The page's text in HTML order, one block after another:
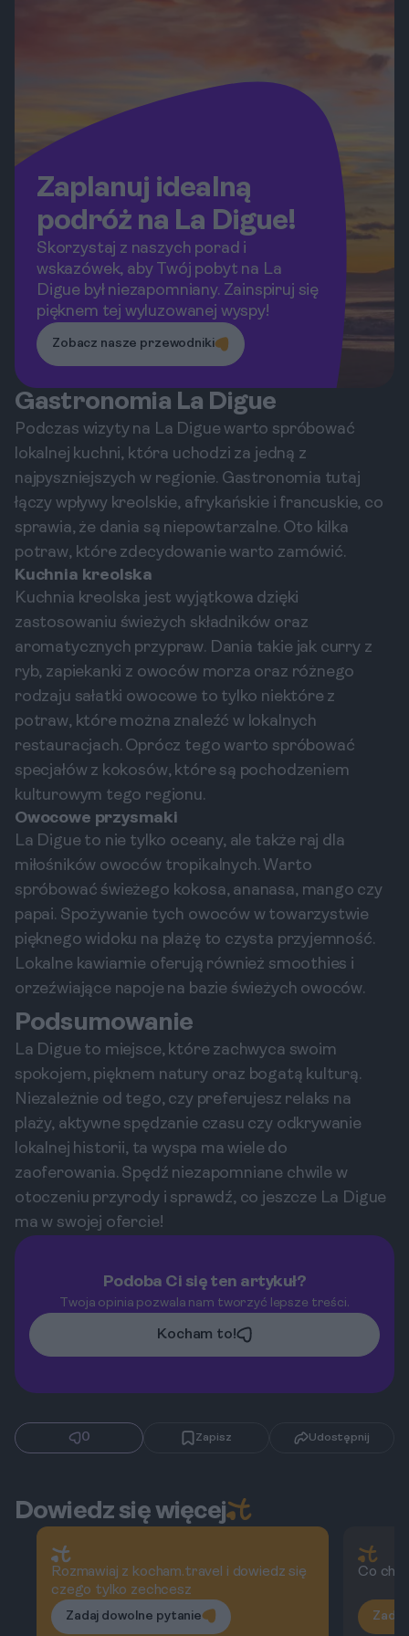
Zaplanuj idealną
podróż na La Digue!
Skorzystaj z naszych porad i
wskazówek, aby Twój pobyt na La
Digue był niezapomniany. Zainspiruj się
pięknem tej wyluzowanej wyspy!
Zobacz nasze przewodniki
Gastronomia La Digue
Podczas wizyty na La Digue warto spróbować
lokalnej kuchni, która uchodzi za jedną z
najpyszniejszych w regionie. Gastronomia tutaj
łączy wpływy kreolskie, afrykańskie i francuskie, co
sprawia, że dania są niepowtarzalne. Oto kilka
potraw, które zdecydowanie warto zamówić.
Kuchnia kreolska
Kuchnia kreolska jest wyjątkowa dzięki
zastosowaniu świeżych składników oraz
aromatycznych przypraw. Dania takie jak curry z
ryb, zapiekanki z owoców morza oraz różnego
rodzaju sałatki owocowe to tylko niektóre z
potraw, które można znaleźć w lokalnych
restauracjach. Oprócz tego warto spróbować
specjałów z kokosów, które są pochodzeniem
kulturowym tego regionu.
Owocowe przysmaki
La Digue to nie tylko oceany, ale także raj dla
miłośników owoców tropikalnych. Warto
spróbować świeżego kokosa, ananasa, mango czy
papai. Spożywanie tych owoców w towarzystwie
pięknego widoku na plażę to czysta przyjemność.
Lokalne kawiarnie oferują również smoothies i
orzeźwiające napoje na bazie świeżych owoców.
Podsumowanie
La Digue to miejsce, które zachwyca swoim
spokojem, pięknem natury oraz bogatą kulturą.
Niezależnie od tego, czy preferujesz relaks na
plaży, aktywne spędzanie czasu czy odkrywanie
lokalnej historii, ta wyspa ma wiele do
zaoferowania. Spędź niezapomniane chwile w
otoczeniu przyrody i sprawdź, co jeszcze La Digue
ma w swojej ofercie!
Podoba Ci się ten artykuł?
Twoja opinia pozwala nam tworzyć lepsze treści.
Kocham to!
0 Zapisz Udostępnij
Dowiedz się więcej
Rozmawiaj z kocham.travel i dowiedz się
czego tylko zechcesz
Zadaj dowolne pytanie
Co